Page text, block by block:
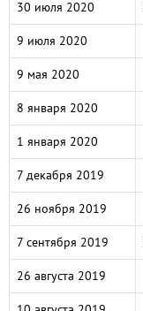
30 июля 2020
9 июля 2020
9 мая 2020
8 января 2020
1 января 2020
7 декабря 2019
26 ноября 2019
7 сентября 2019
26 августа 2019